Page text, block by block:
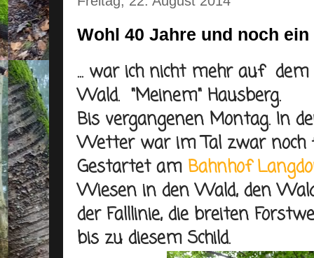
Wohl 40 Jahre und noch
... war ich nicht mehr auf dem
Wald. "Meinem" Hausberg.
Bis vergangenen Montag. In
Wetter war im Tal zwar noch
Gestartet am Bahnhof
Wiesen in den Wald, den
der Falllinie, die breiten
bis zu diesem Schild.